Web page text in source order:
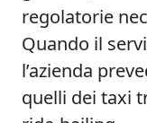
regolatorie
Quando il
l’azienda
quelli dei taxi